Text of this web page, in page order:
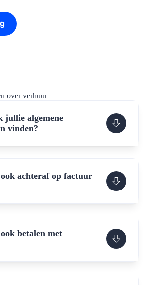
over verhuur
jullie algemene
vinden?
achteraf op factuur
betalen met